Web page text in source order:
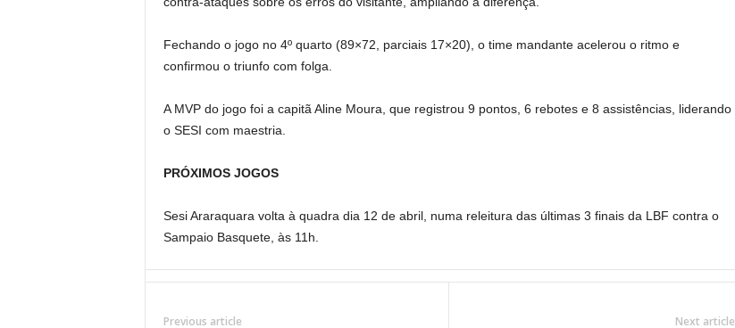
Fechando o jogo no 4º quarto (89×72, parciais 17×20), o time mandante acelerou o ritmo e
confirmou o triunfo com folga.
A MVP do jogo foi a capitã Aline Moura, que registrou 9 pontos, 6 rebotes e 8 assistências, liderando
o SESI com maestria.
PRÓXIMOS JOGOS
Sesi Araraquara volta à quadra dia 12 de abril, numa releitura das últimas 3 finais da LBF contra o
Sampaio Basquete, às 11h.
Previous article Next article